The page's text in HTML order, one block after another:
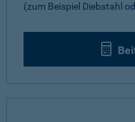
(zum Beispiel Diebstahl